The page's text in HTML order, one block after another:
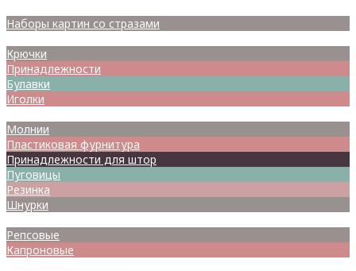
Наборы картин со стразами
Крючки
Принадлежности
Булавки
Иголки
Молнии
Пластиковая фурнитура
Принадлежности для штор
Пуговицы
Резинка
Шнурки
Репсовые
Капроновые